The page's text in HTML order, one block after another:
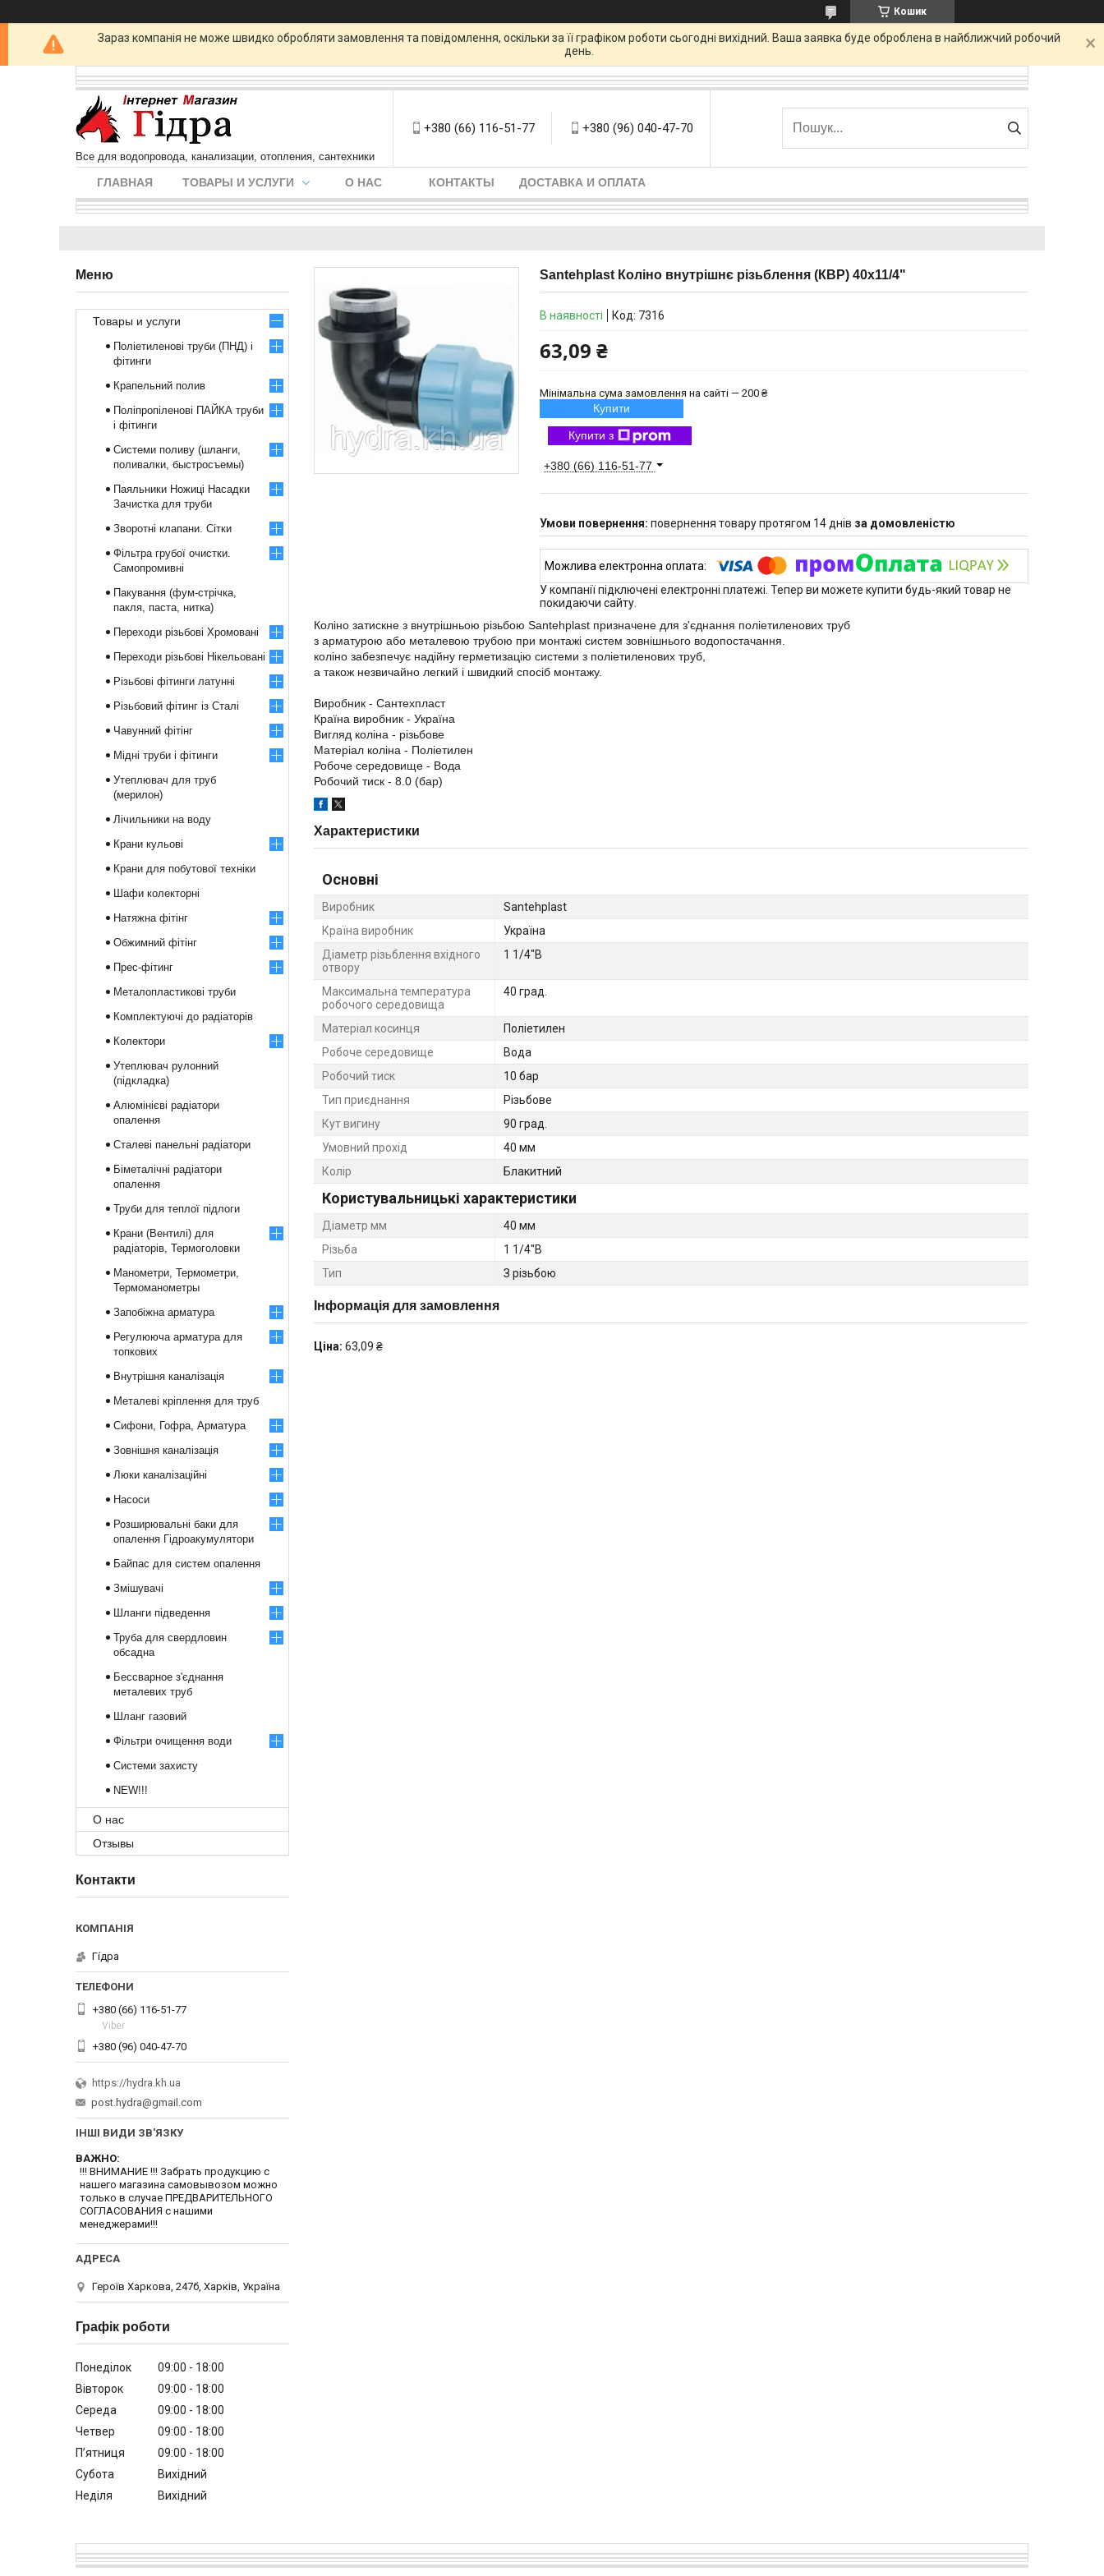
Кошик
Зараз компанія не може швидко обробляти замовлення та повідомлення, оскільки за її графіком роботи сьогодні вихідний. Ваша заявка буде оброблена в найближчий робочий
день.
Все для водопровода, канализации, отопления, сантехники
+380 (66) 116-51-77 +380 (96) 040-47-70
ГЛАВНАЯ ТОВАРЫ И УСЛУГИ О НАС КОНТАКТЫ ДОСТАВКА И ОПЛАТА
Santehplast Коліно внутрішнє різьблення (КВР) 40x11/4"
В наявності Код: 7316
63,09 ₴
Мінімальна сума замовлення на сайті — 200 ₴
Купити
Купити з
+380 (66) 116-51-77
повернення товару протягом 14 днів за домовленістю
У компанії підключені електронні платежі. Тепер ви можете купити будь-який товар не
покидаючи сайту.
Коліно затискне з внутрішньою різьбою Santehplast призначене для з'єднання поліетиленових труб
з арматурою або металевою трубою при монтажі систем зовнішнього водопостачання.
коліно забезпечує надійну герметизацію системи з поліетиленових труб,
а також незвичайно легкий і швидкий спосіб монтажу.
Виробник - Сантехпласт
Країна виробник - Україна
Вигляд коліна - різьбове
Матеріал коліна - Поліетилен
Робоче середовище - Вода
Робочий тиск - 8.0 (бар)
Характеристики
Основні
Виробник
Santehplast
Країна виробник
Україна
Діаметр різьблення вхідного
отвору
1 1/4"В
Максимальна температура
робочого середовища
40 град.
Матеріал косинця
Поліетилен
Робоче середовище
Вода
Робочий тиск
10 бар
Тип приєднання
Різьбове
Кут вигину
90 град.
Умовний прохід
40 мм
Колір
Блакитний
Користувальницькі характеристики
Діаметр мм
40 мм
Різьба
1 1/4"В
Тип
З різьбою
Інформація для замовлення
Ціна: 63,09 ₴
Товары и услуги
Поліетиленові труби (ПНД) і
фітинги
Крапельний полив
Поліпропіленові ПАЙКА труби
і фітинги
Системи поливу (шланги,
поливалки, быстросъемы)
Паяльники Ножиці Насадки
Зачистка для труби
Зворотні клапани. Сітки
Фільтра грубої очистки.
Самопромивні
Пакування (фум-стрічка,
пакля, паста, нитка)
Переходи різьбові Хромовані
Переходи різьбові Нікельовані
Різьбові фітинги латунні
Різьбовий фітинг із Сталі
Чавунний фітінг
Мідні труби і фітинги
Утеплювач для труб
(мерилон)
Лічильники на воду
Крани кульові
Крани для побутової техніки
Шафи колекторні
Натяжна фітінг
Обжимний фітінг
Прес-фітинг
Металопластикові труби
Комплектуючі до радіаторів
Колектори
Утеплювач рулонний
(підкладка)
Алюмінієві радіатори
опалення
Сталеві панельні радіатори
Біметалічні радіатори
опалення
Труби для теплої підлоги
Крани (Вентилі) для
радіаторів, Термоголовки
Манометри, Термометри,
Термоманометры
Запобіжна арматура
Регулююча арматура для
топкових
Внутрішня каналізація
Металеві кріплення для труб
Сифони, Гофра, Арматура
Зовнішня каналізація
Люки каналізаційні
Насоси
Розширювальні баки для
опалення Гідроакумулятори
Байпас для систем опалення
Змішувачі
Шланги підведення
Труба для свердловин
обсадна
Бессварное з'єднання
металевих труб
Шланг газовий
Фільтри очищення води
Системи захисту
NEW!!!
О нас
Отзывы
Контакти
Гі́дра
+380 (66) 116-51-77
Viber
+380 (96) 040-47-70
https://hydra.kh.ua
post.hydra@gmail.com
ІНШІ ВИДИ ЗВ'ЯЗКУ
ВАЖНО
!!! ВНИМАНИЕ !!! Забрать продукцию с
нашего магазина самовывозом можно
только в случае ПРЕДВАРИТЕЛЬНОГО
СОГЛАСОВАНИЯ с нашими
менеджерами!!!
Героїв Харкова, 247б, Харків, Україна
Графік роботи
Понеділок 09:00
18:00
Вівторок
09:00
18:00
Середа
09:00
18:00
Четвер
09:00
18:00
Пʼятниця
09:00
18:00
Субота
Вихідний
Неділя
Вихідний